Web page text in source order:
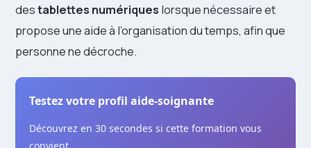
destablettes numériques lorsque nécessaire et
propose une aide à l’organisation du temps, afin que
personne ne décroche.
Testez votre profil aide-soignante
Découvrez en 30 secondes si cette formation vous